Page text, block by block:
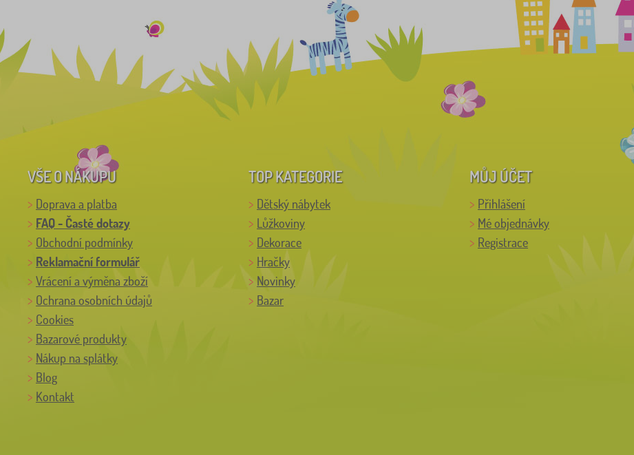
VŠE O NÁKUPU
Doprava a platba
FAQ - Časté dotazy
Obchodní podmínky
Reklamační formulář
Vrácení a výměna zboží
Ochrana osobních údajů
Cookies
Bazarové produkty
Nákup na splátky
Blog
Kontakt
TOP KATEGORIE
Dětský nábytek
Lůžkoviny
Dekorace
Hračky
Novinky
Bazar
MŮJ ÚČET
Přihlášení
Mé objednávky
Registrace